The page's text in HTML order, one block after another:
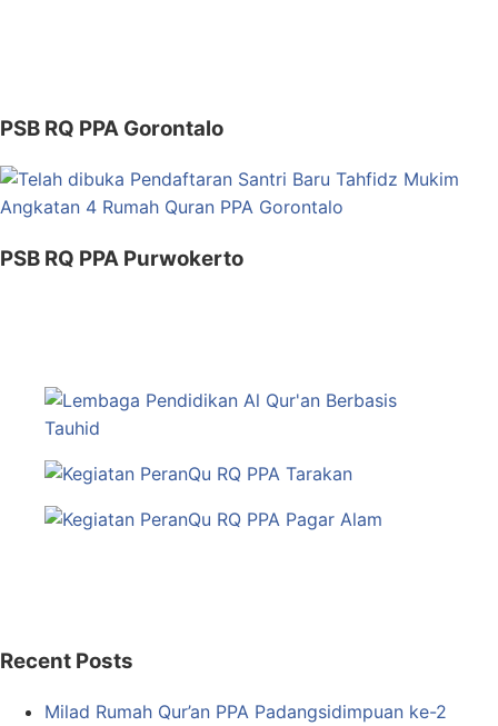
PSB RQ PPA Gorontalo
PSB RQ PPA Purwokerto
Recent Posts
Milad Rumah Qur’an PPA Padangsidimpuan ke-2